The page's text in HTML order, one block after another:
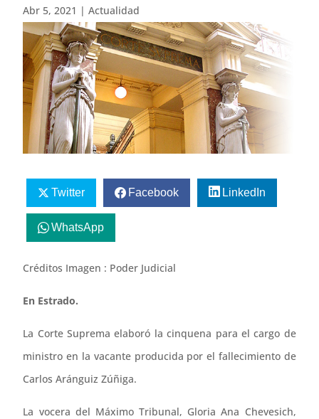
Abr 5, 2021 |Actualidad
Twitter Facebook LinkedIn
WhatsApp
Créditos Imagen : Poder Judicial
En Estrado.
La Corte Suprema elaboró la cinquena para el cargo de
ministro en la vacante producida por el fallecimiento de
Carlos Aránguiz Zúñiga.
La vocera del Máximo Tribunal, Gloria Ana Chevesich,